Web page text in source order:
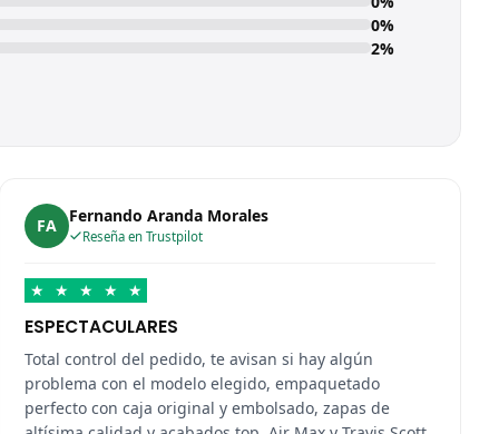
0%
2%
FA Fernando Aranda Morales
Reseña en Trustpilot
★ ★ ★ ★ ★
ESPECTACULARES
Total control del pedido, te avisan si hay algún
problema con el modelo elegido, empaquetado
perfecto con caja original y embolsado, zapas de